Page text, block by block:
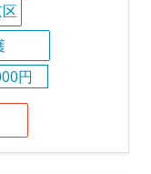
円